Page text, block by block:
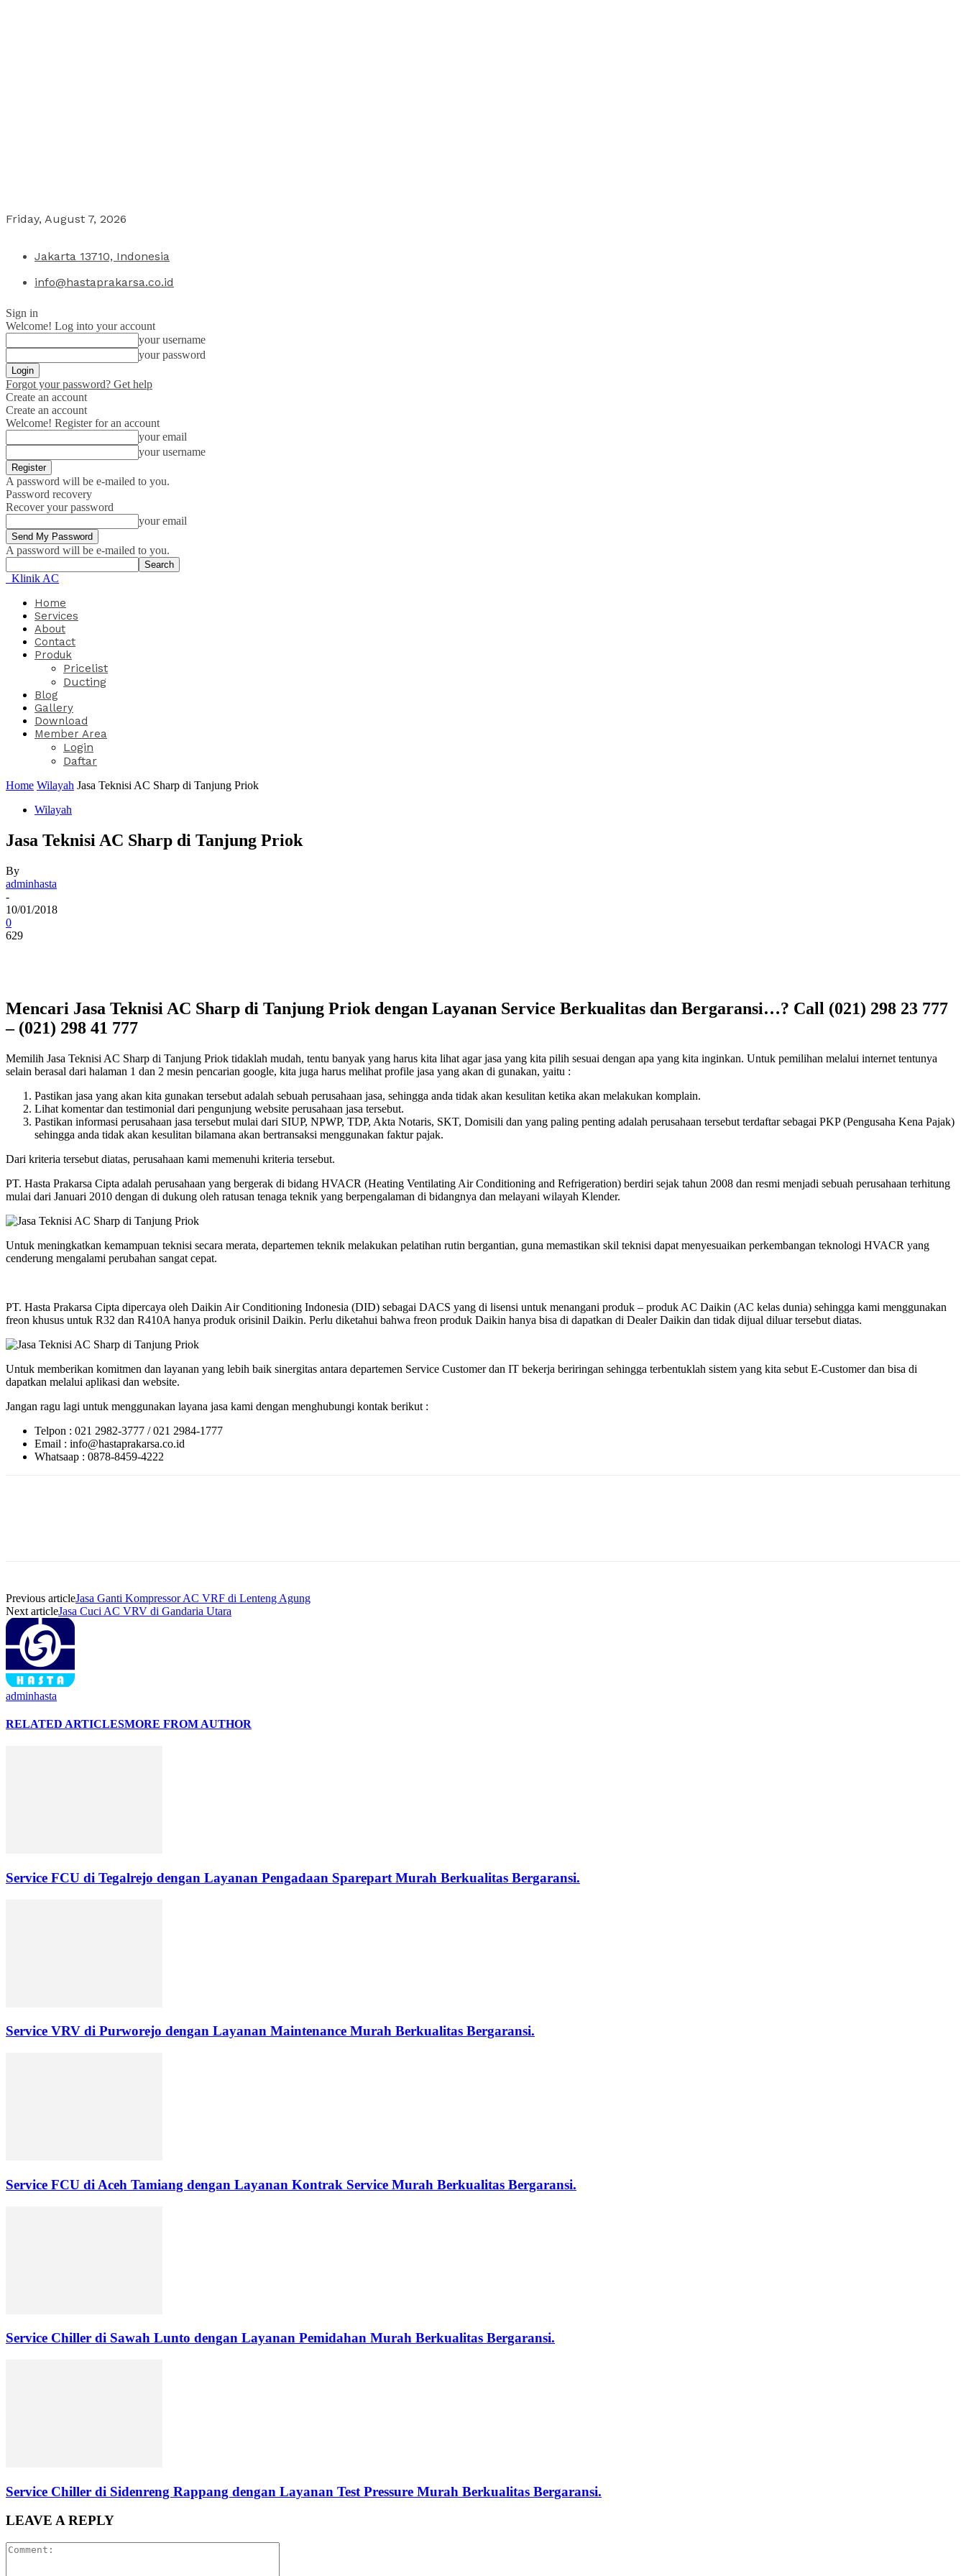
Friday, August 7, 2026
Jakarta 13710, Indonesia
info@hastaprakarsa.co.id
Sign in
Welcome! Log into your account
your username
your password
Forgot your password? Get help
Create an account
Create an account
Welcome! Register for an account
your email
your username
A password will be e-mailed to you.
Password recovery
Recover your password
your email
A password will be e-mailed to you.
Klinik AC
Home
Services
About
Contact
Produk
Pricelist
Ducting
Blog
Gallery
Download
Member Area
Login
Daftar
Home Wilayah Jasa Teknisi AC Sharp di Tanjung Priok
Wilayah
Jasa Teknisi AC Sharp di Tanjung Priok
By
adminhasta
-
10/01/2018
0
629
Mencari Jasa Teknisi AC Sharp di Tanjung Priok dengan Layanan Service Berkualitas dan Bergaransi…? Call (021) 298 23 777
– (021) 298 41 777
Memilih Jasa Teknisi AC Sharp di Tanjung Priok tidaklah mudah, tentu banyak yang harus kita lihat agar jasa yang kita pilih sesuai dengan apa yang kita inginkan. Untuk pemilihan melalui internet tentunya
selain berasal dari halaman 1 dan 2 mesin pencarian google, kita juga harus melihat profile jasa yang akan di gunakan, yaitu :
Pastikan jasa yang akan kita gunakan tersebut adalah sebuah perusahaan jasa, sehingga anda tidak akan kesulitan ketika akan melakukan komplain.
Lihat komentar dan testimonial dari pengunjung website perusahaan jasa tersebut.
Pastikan informasi perusahaan jasa tersebut mulai dari SIUP, NPWP, TDP, Akta Notaris, SKT, Domisili dan yang paling penting adalah perusahaan tersebut terdaftar sebagai PKP (Pengusaha Kena Pajak)
sehingga anda tidak akan kesulitan bilamana akan bertransaksi menggunakan faktur pajak.
Dari kriteria tersebut diatas, perusahaan kami memenuhi kriteria tersebut.
PT. Hasta Prakarsa Cipta adalah perusahaan yang bergerak di bidang HVACR (Heating Ventilating Air Conditioning and Refrigeration) berdiri sejak tahun 2008 dan resmi menjadi sebuah perusahaan terhitung
mulai dari Januari 2010 dengan di dukung oleh ratusan tenaga teknik yang berpengalaman di bidangnya dan melayani wilayah Klender.
Untuk meningkatkan kemampuan teknisi secara merata, departemen teknik melakukan pelatihan rutin bergantian, guna memastikan skil teknisi dapat menyesuaikan perkembangan teknologi HVACR yang
cenderung mengalami perubahan sangat cepat.
PT. Hasta Prakarsa Cipta dipercaya oleh Daikin Air Conditioning Indonesia (DID) sebagai DACS yang di lisensi untuk menangani produk – produk AC Daikin (AC kelas dunia) sehingga kami menggunakan
freon khusus untuk R32 dan R410A hanya produk orisinil Daikin. Perlu diketahui bahwa freon produk Daikin hanya bisa di dapatkan di Dealer Daikin dan tidak dijual diluar tersebut diatas.
Untuk memberikan komitmen dan layanan yang lebih baik sinergitas antara departemen Service Customer dan IT bekerja beriringan sehingga terbentuklah sistem yang kita sebut E-Customer dan bisa di
dapatkan melalui aplikasi dan website.
Jangan ragu lagi untuk menggunakan layana jasa kami dengan menghubungi kontak berikut :
Telpon : 021 2982-3777 / 021 2984-1777
Email : info@hastaprakarsa.co.id
Whatsaap : 0878-8459-4222
Previous articleJasa Ganti Kompressor AC VRF di Lenteng Agung
Next articleJasa Cuci AC VRV di Gandaria Utara
adminhasta
RELATED ARTICLESMORE FROM AUTHOR
Service FCU di Tegalrejo dengan Layanan Pengadaan Sparepart Murah Berkualitas Bergaransi.
Service VRV di Purworejo dengan Layanan Maintenance Murah Berkualitas Bergaransi.
Service FCU di Aceh Tamiang dengan Layanan Kontrak Service Murah Berkualitas Bergaransi.
Service Chiller di Sawah Lunto dengan Layanan Pemidahan Murah Berkualitas Bergaransi.
Service Chiller di Sidenreng Rappang dengan Layanan Test Pressure Murah Berkualitas Bergaransi.
LEAVE A REPLY